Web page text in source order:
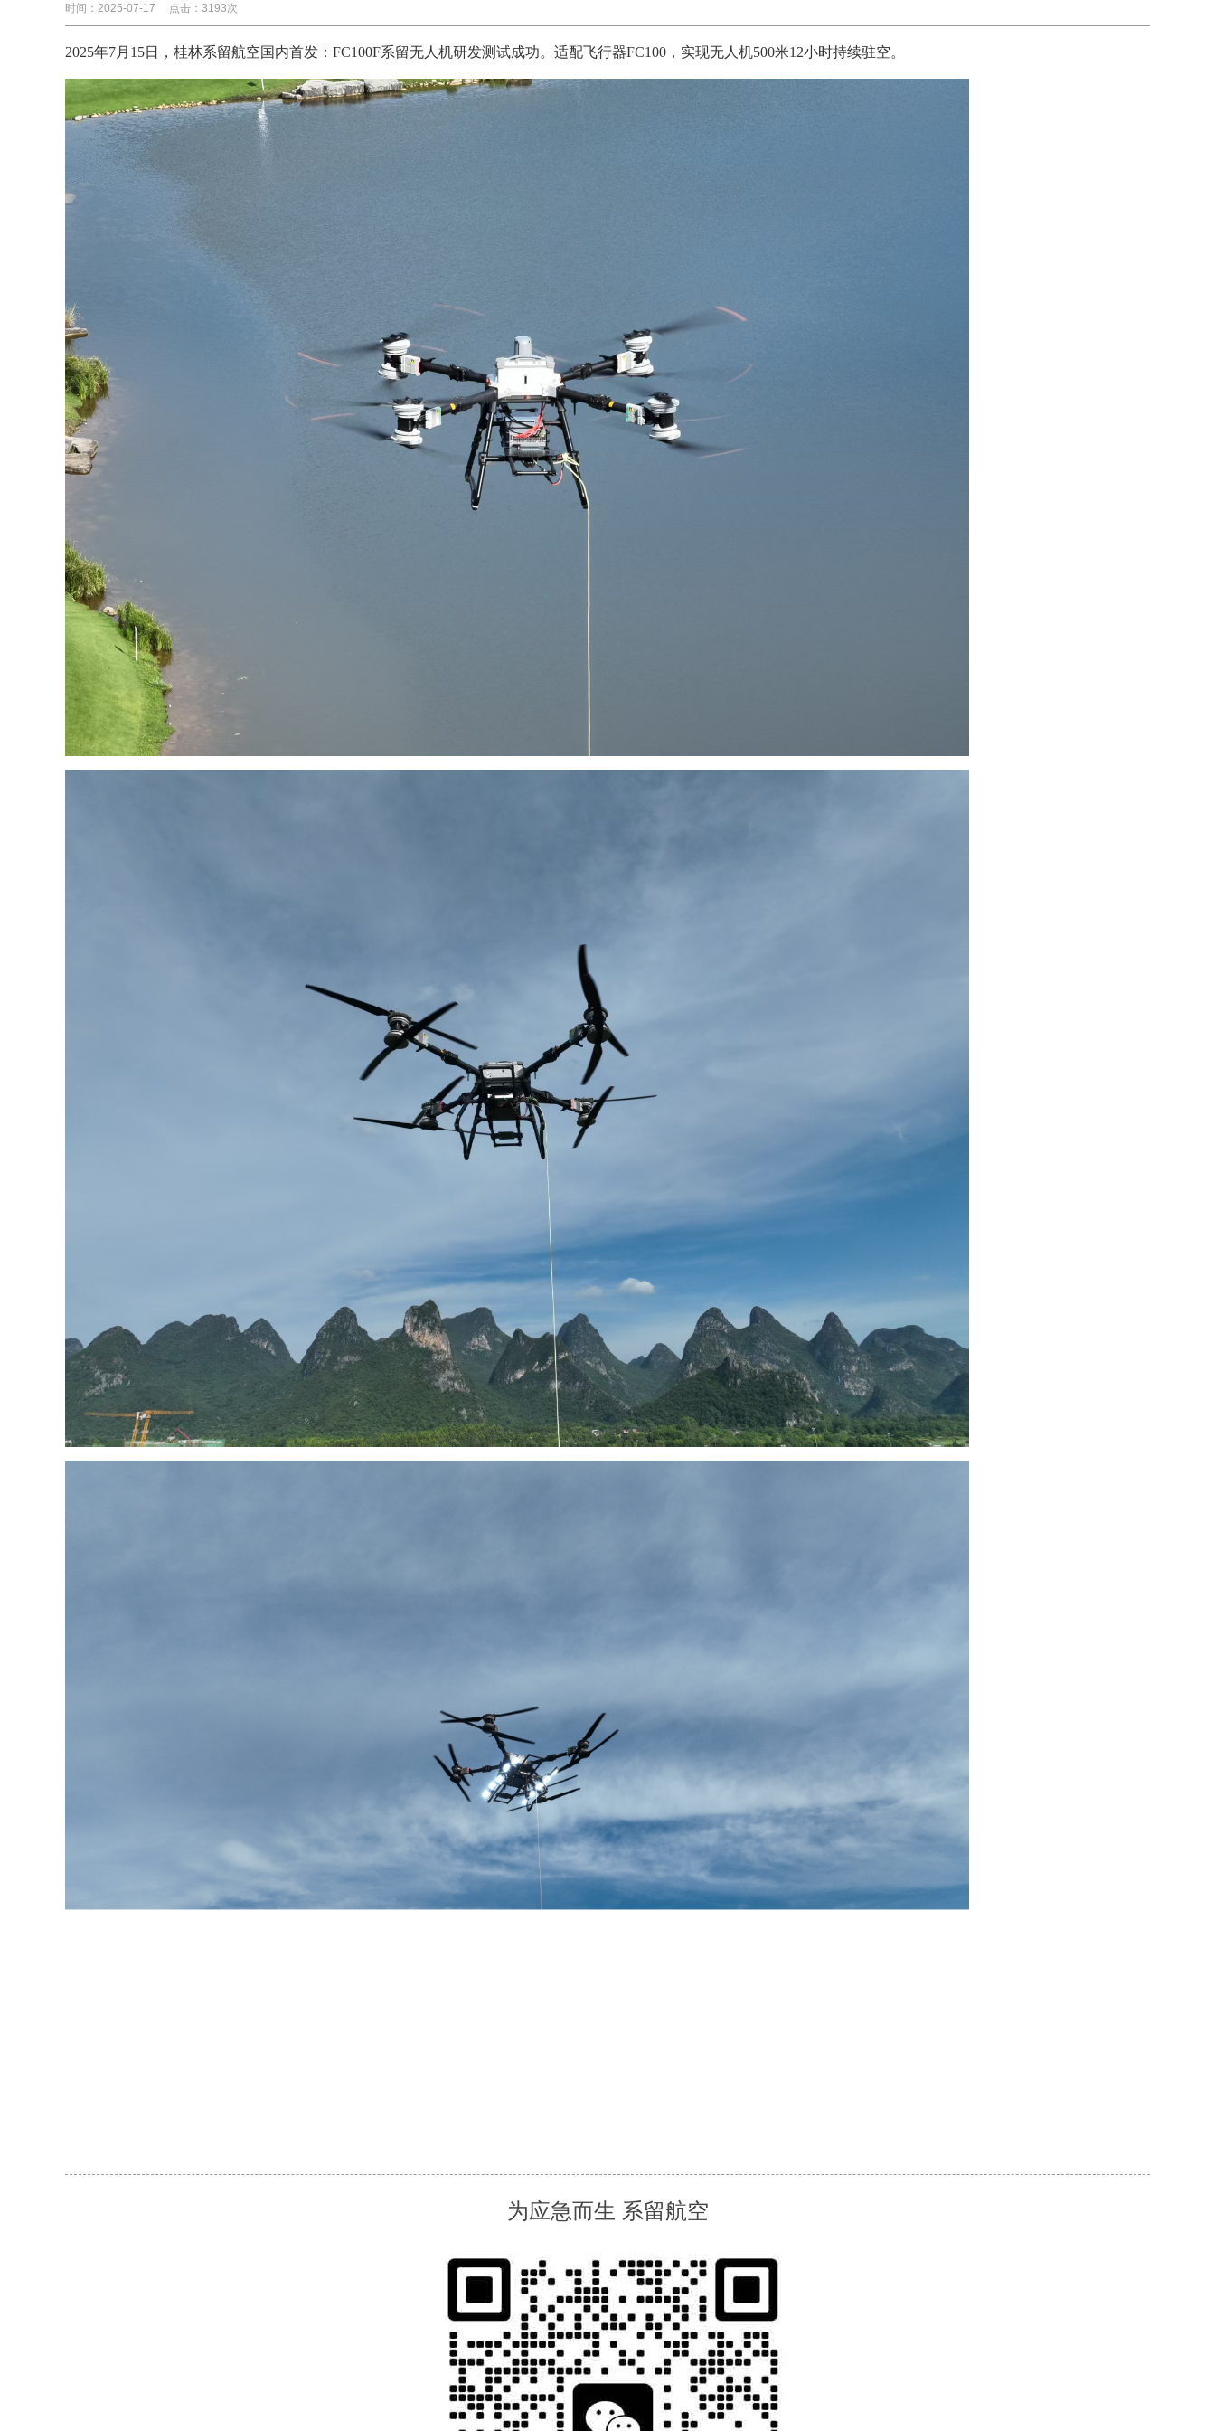
时间：2025-07-17 点击：3193次
2025年7月15日，桂林系留航空国内首发 ：FC100F系留无人机研发测试成功。适配飞行器FC100，实现无人机500米12小时持续驻空。
为应急而生 系留航空